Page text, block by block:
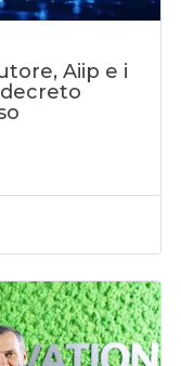
Aiip e i